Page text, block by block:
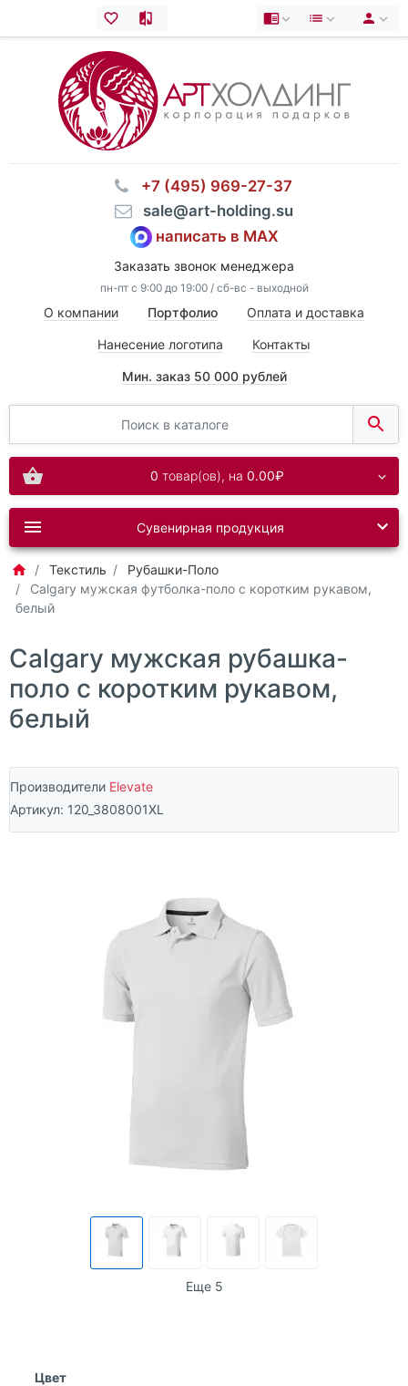
⠀+7 (495) 969-27-37
⠀sale@art-holding.su
написать в MAX
Заказать звонок менеджера
пн-пт с 9:00 до 19:00 / сб-вс - выходной
О компании Портфолио Оплата и доставка
Нанесение логотипа Контакты
Мин. заказ 50 000 рублей
0 товар(ов), на 0.00₽
Сувенирная продукция
Текстиль
Рубашки-Поло
Calgary мужская футболка-поло с коротким рукавом,
белый
Calgary мужская рубашка-
поло с коротким рукавом,
белый
Производители Elevate
Артикул: 120_3808001XL
Еще 5
Цвет